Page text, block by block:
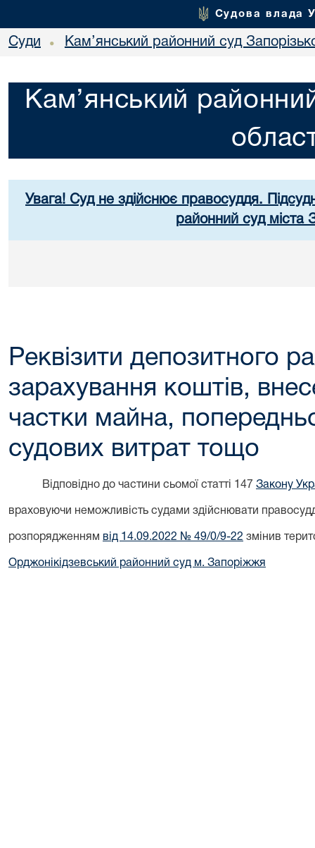
Судова влада
Суди • Кам’янський районний суд
Кам’янський
Увага! Суд не здійснює правосуддя.
районний суд міста
Реквізити депозитного
зарахування коштів,
частки майна,
судових витрат тощо
Відповідно до частини сьомої статті 147 Закону
враховуючи неможливість судами здійснювати
розпорядженням від 14.09.2022 № 49/0/9-22 змінив
Орджонікідзевський районний суд м. Запоріжжя